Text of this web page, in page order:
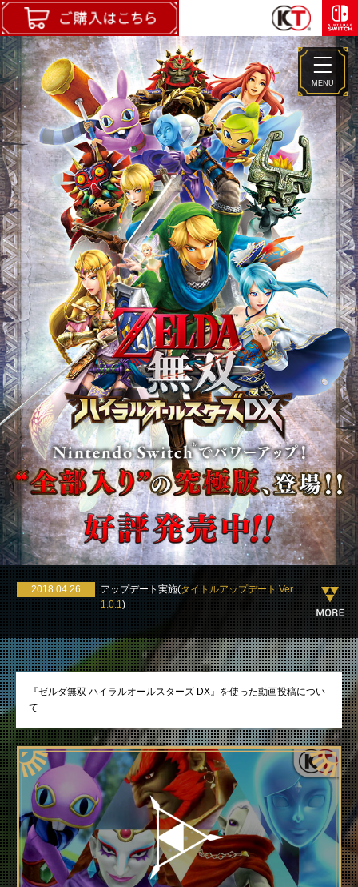
2018.04.26 アップデート実施(タイトルアップデート Ver
1.0.1)
2018.04.19 不具合情報(ゲームが強制終了してしまう不具
2018.03.22
本日発売、公式サイト更新(SYSTEMを更新、
キャラクター紹介動画5公開)
『ゼルダ無双 ハイラルオールスターズ DX』を使った動画投稿につい
て